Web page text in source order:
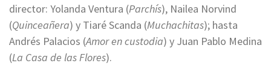
director: Yolanda Ventura (Parchís), Nailea Norvind
(Quinceañera) y Tiaré Scanda (Muchachitas); hasta
Andrés Palacios (Amor en custodia) y Juan Pablo Medina
(La Casa de las Flores).